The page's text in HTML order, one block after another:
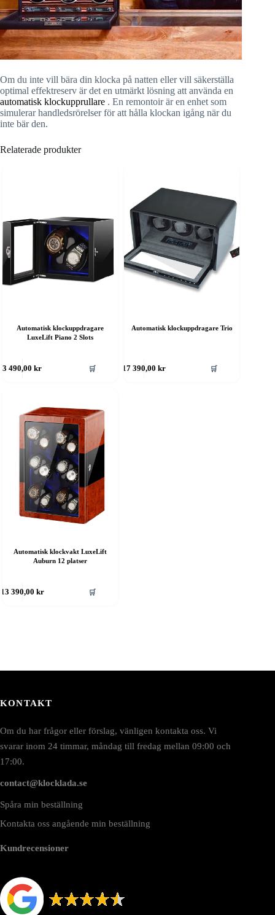
Om du inte vill bära din klocka på natten eller vill säkerställa
optimal effektreserv är det en utmärkt lösning att använda en
automatisk klockupprullare . En remontoir är en enhet som
simulerar handledsrörelser för att hålla klockan igång när du
inte bär den.
Relaterade produkter
Automatisk klockuppdragare
LuxeLift Piano 2 Slots
3 490,00kr 🛒
Automatisk klockuppdragare Trio
17 390,00 kr 🛒
Automatisk klockvakt LuxeLift
Auburn 12 platser
13 390,00 kr 🛒
KONTAKT
Om du har frågor eller förslag, vänligen kontakta oss. Vi
svarar inom 24 timmar, måndag till fredag mellan 09:00 och
17:00.
contact@klocklada.se
Spåra min beställning
Kontakta oss angående min beställning
Kundrecensioner